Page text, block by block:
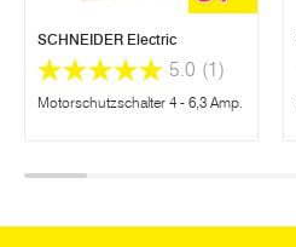
SCHNEIDER Electric
5.0 (1)
Motorschutzschalter 4 - 6,3 Amp.